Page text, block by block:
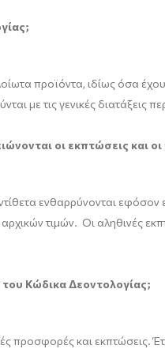
προϊόντα, ιδίως όσα
με τις γενικές διατάξεις
οι εκπτώσεις
ενθαρρύνονται εφόσον
τιμών. Οι αληθινές
Κώδικα Δεοντολογίας;
προσφορές και